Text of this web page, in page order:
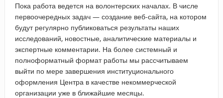
Пока работа ведется на волонтерских началах. В числе
первоочередных задач — создание веб-сайта, на котором
будут регулярно публиковаться результаты наших
исследований, новостные, аналитические материалы и
экспертные комментарии. На более системный и
полноформатный формат работы мы рассчитываем
выйти по мере завершения институционального
оформления Центра в качестве некоммерческой
организации уже в ближайшие месяцы.